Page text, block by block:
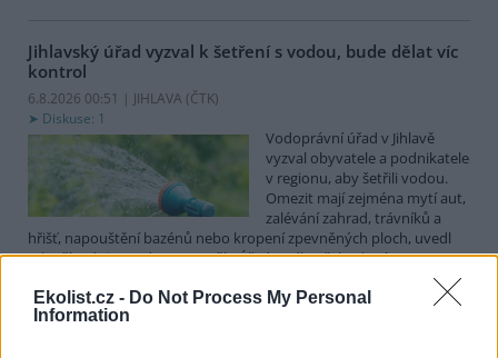
Ekolist.cz - Do Not Process My Personal
Information
Jihlavský úřad vyzval k šetření s vodou, bude dělat víc
kontrol
6.8.2026 00:51 | JIHLAVA (ČTK)
Diskuse: 1
Vodoprávní úřad v Jihlavě
vyzval obyvatele a podnikatele
v regionu, aby šetřili vodou.
Omezit mají zejména mytí aut,
zalévání zahrad, trávníků a
hřišť, napouštění bazénů nebo kropení zpevněných ploch, uvedl
mluvčí radnice Radovan Daněk. Úřad podle něj bude víc
kontrolovat povolené odběry. Výzva k šetření vodou platí pro
všechny obce spadající pod Jihlavu jako obec s rozšířenou
působností.